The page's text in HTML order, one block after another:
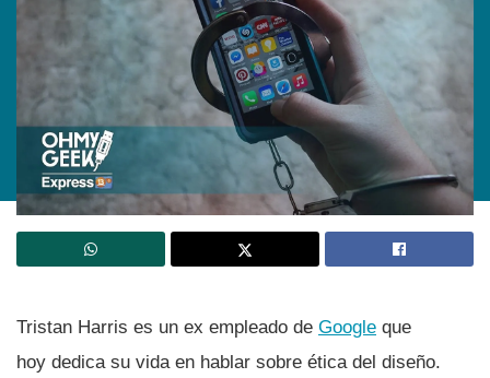
Tristan Harris es un ex empleado de Google que
hoy dedica su vida en hablar sobre ética del diseño.